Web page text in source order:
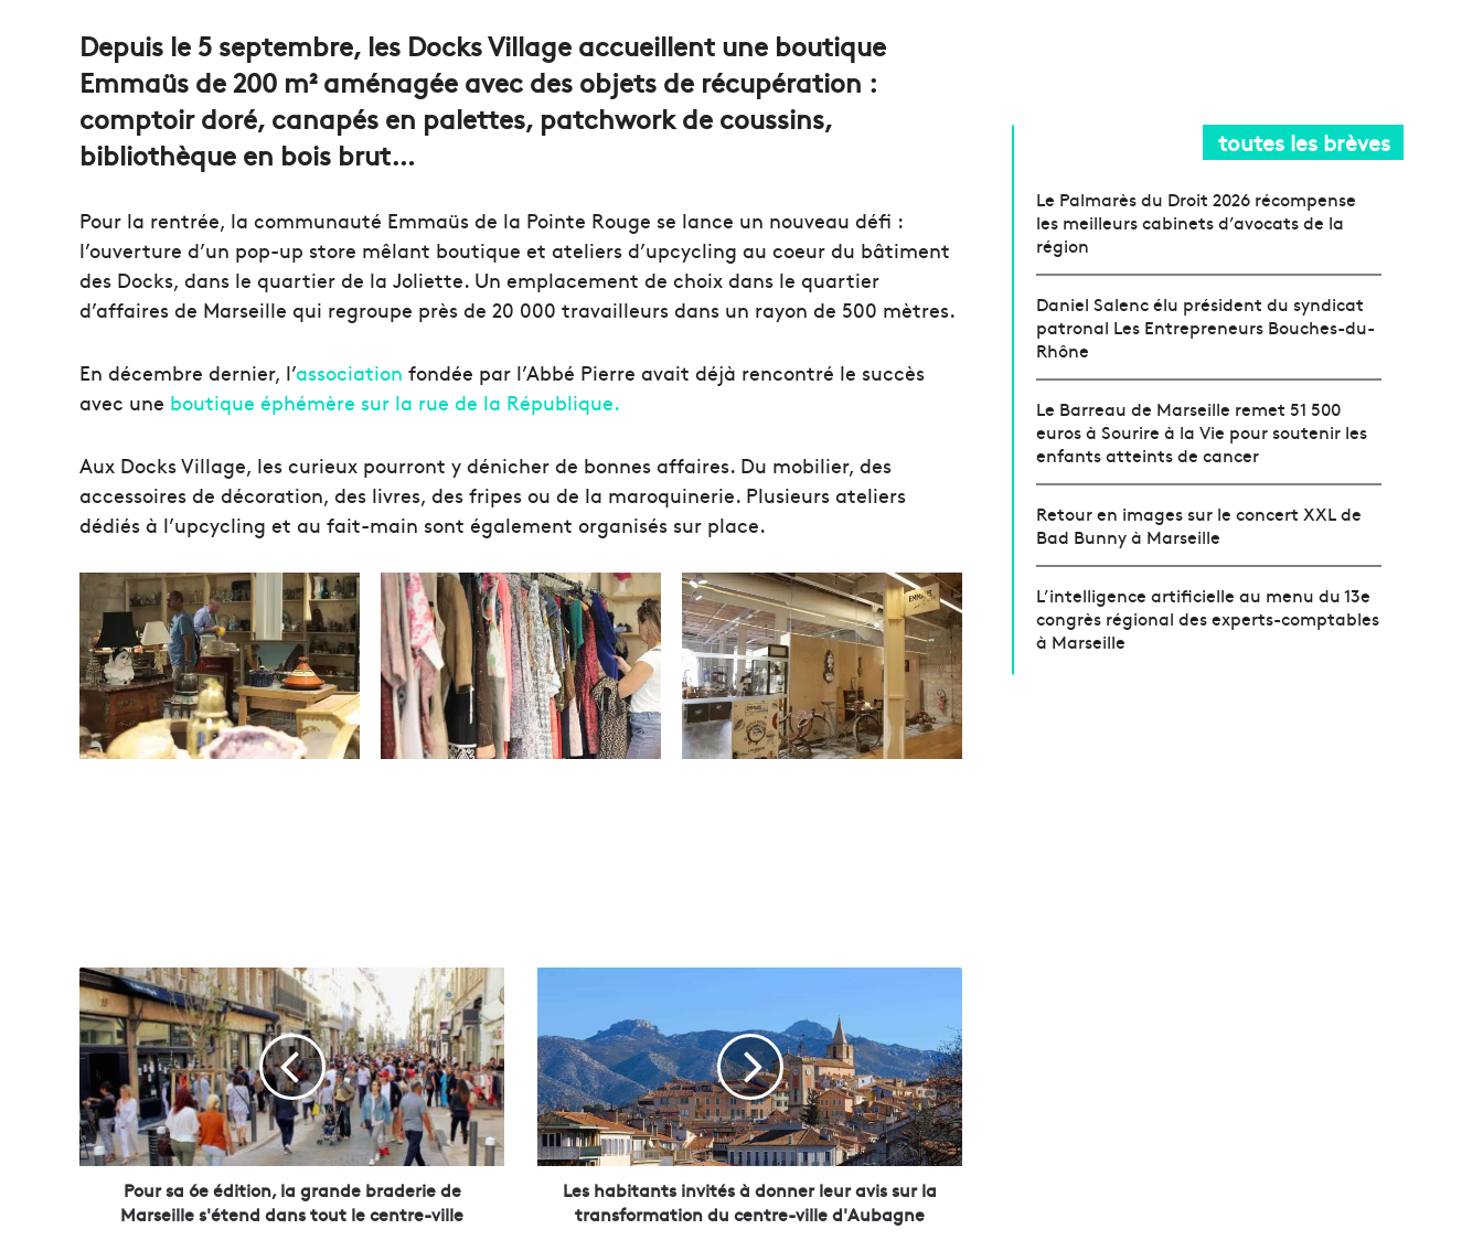
Depuis le 5 septembre, les Docks Village accueillent une boutique
Emmaüs de 200 m² aménagée avec des objets de récupération :
comptoir doré, canapés en palettes, patchwork de coussins,
bibliothèque en bois brut…
Pour la rentrée, la communauté Emmaüs de la Pointe Rouge se lance un nouveau défi :
l’ouverture d’un pop-up store mêlant boutique et ateliers d’upcycling au coeur du bâtiment
des Docks, dans le quartier de la Joliette. Un emplacement de choix dans le quartier
d’affaires de Marseille qui regroupe près de 20 000 travailleurs dans un rayon de 500 mètres.
En décembre dernier, l’association fondée par l’Abbé Pierre avait déjà rencontré le succès
avec une boutique éphémère sur la rue de la République.
Aux Docks Village, les curieux pourront y dénicher de bonnes affaires. Du mobilier, des
accessoires de décoration, des livres, des fripes ou de la maroquinerie. Plusieurs ateliers
dédiés à l’upcycling et au fait-main sont également organisés sur place.
P
o
u
r
a
6
e
é
Pour sa 6e édition, la grande braderie de
Marseille s'étend dans tout le centre-ville
h
a
b
i
t
a
Les habitants invités à donner leur avis sur la
transformation du centre-ville d'Aubagne
toutes les brèves
Le Palmarès du Droit 2026 récompense
les meilleurs cabinets d’avocats de la
région
Daniel Salenc élu président du syndicat
patronal Les Entrepreneurs Bouches-du-
Rhône
Le Barreau de Marseille remet 51 500
euros à Sourire à la Vie pour soutenir les
enfants atteints de cancer
Retour en images sur le concert XXL de
Bad Bunny à Marseille
L’intelligence artificielle au menu du 13e
congrès régional des experts-comptables
à Marseille